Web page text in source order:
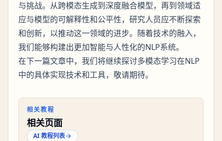
与挑战。从跨模态生成到深度融合模型，再到领域适
应与模型的可解释性和公平性，研究人员应不断探索
和创新，以推动这一领域的进步。随着技术的融入，
我们能够构建出更加智能与人性化的NLP系统。
在下一篇文章中，我们将继续探讨多模态学习在NLP
中的具体实现技术和工具，敬请期待。
相关教程
相关页面
AI 教程列表